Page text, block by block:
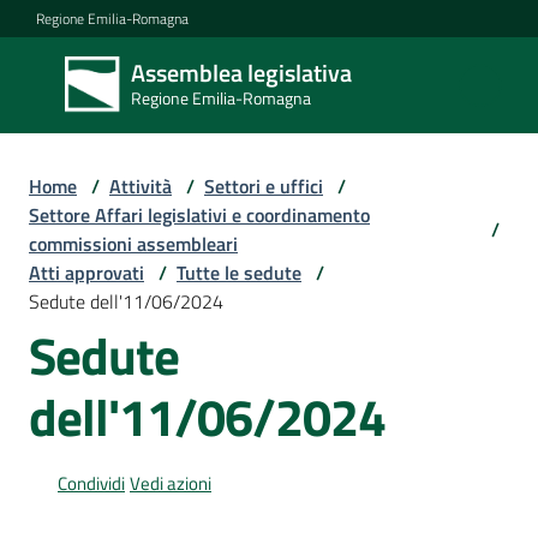
Vai al contenuto
Vai alla navigazione
Vai al footer
Regione Emilia-Romagna
Assemblea legislativa
Regione Emilia-Romagna
Assemblea
legislativa
Regione Emilia-
Assemblea
Attività
Home / Attività / Settori e uffici /
Settore Affari legislativi e coordinamento
commissioni assembleari
/
Atti approvati / Tutte le sedute /
Sedute dell'11/06/2024
Sedute
dell'11/06/2024
CondividiVedi azioni